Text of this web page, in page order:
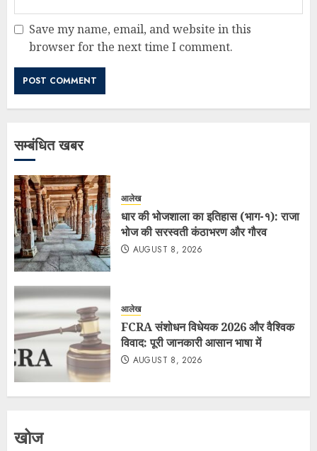
Save my name, email, and website in this
browser for the next time I comment.
सम्बंधित खबर
आलेख
धार की भोजशाला का इतिहास (भाग-१): राजा
भोज की सरस्वती कंठाभरण और गौरव
AUGUST 8, 2026
आलेख
FCRA संशोधन विधेयक 2026 और वैश्विक
विवाद: पूरी जानकारी आसान भाषा में
AUGUST 8, 2026
खोज